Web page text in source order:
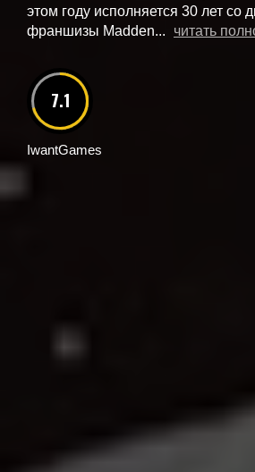
этом году исполняется 30 лет со
франшизы Madden...
читать
7.1
IwantGames